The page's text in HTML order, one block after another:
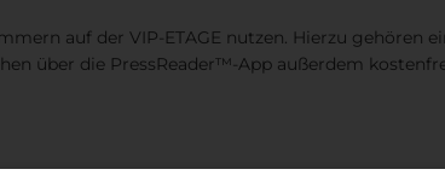
auf der VIP-ETAGE nutzen. Hierzu gehören
über die PressReader™-App außerdem